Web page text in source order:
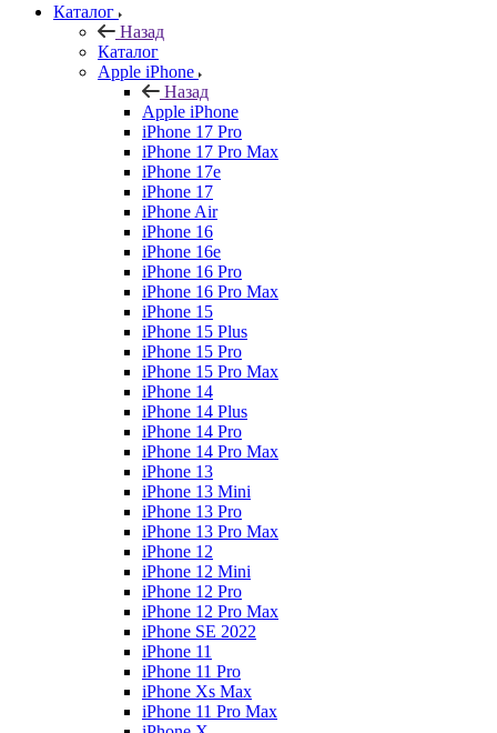
Каталог
Назад
Каталог
Apple iPhone
Назад
Apple iPhone
iPhone 17 Pro
iPhone 17 Pro Max
iPhone 17e
iPhone 17
iPhone Air
iPhone 16
iPhone 16e
iPhone 16 Pro
iPhone 16 Pro Max
iPhone 15
iPhone 15 Plus
iPhone 15 Pro
iPhone 15 Pro Max
iPhone 14
iPhone 14 Plus
iPhone 14 Pro
iPhone 14 Pro Max
iPhone 13
iPhone 13 Mini
iPhone 13 Pro
iPhone 13 Pro Max
iPhone 12
iPhone 12 Mini
iPhone 12 Pro
iPhone 12 Pro Max
iPhone SE 2022
iPhone 11
iPhone 11 Pro
iPhone Xs Max
iPhone 11 Pro Max